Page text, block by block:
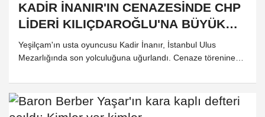
KADİR İNANIR'IN CENAZESİNDE CHP
LİDERİ KILIÇDAROĞLU'NA BÜYÜK
SAYGISIZLIK !
Yeşilçam'ın usta oyuncusu Kadir İnanır, İstanbul Ulus
Mezarlığında son yolculuğuna uğurlandı. Cenaze törenine
CHP Genel Başkanı Kemal Kılıçdaroğlu, cenaze alanına
gelirken Özgür Özel'e yakınlığıyla bilinen kişilerce kısa süre
yuhalandı. Cenazelerde yuhalama veya protesto gibi